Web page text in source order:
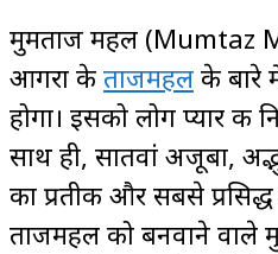
मुमताज महल (Mumtaz
आगरा के ताजमहल के बारे
होगा। इसको लोग प्यार
साथ ही, सातवां अजूबा,
का प्रतीक और सबसे
ताजमहल को बनवाने वाले